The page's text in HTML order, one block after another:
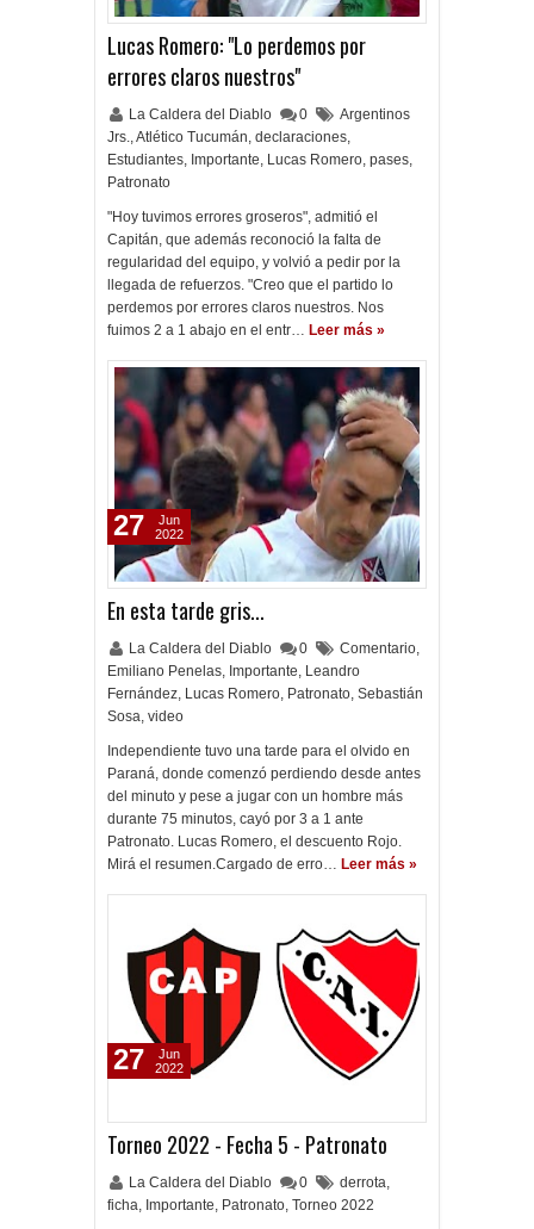
Lucas Romero: "Lo perdemos por
errores claros nuestros"
La Caldera del Diablo 0
Argentinos
Jrs.,Atlético Tucumán, declaraciones,
Estudiantes, Importante, Lucas Romero, pases,
Patronato
"Hoy tuvimos errores groseros", admitió el
Capitán, que además reconoció la falta de
regularidad del equipo, y volvió a pedir por la
llegada de refuerzos. "Creo que el partido lo
perdemos por errores claros nuestros. Nos
fuimos 2 a 1 abajo en el entr… Leer más »
En esta tarde gris...
La Caldera del Diablo 0 Comentario,
Emiliano Penelas, Importante, Leandro
Fernández, Lucas Romero, Patronato, Sebastián
Sosa, video
Independiente tuvo una tarde para el olvido en
Paraná, donde comenzó perdiendo desde antes
del minuto y pese a jugar con un hombre más
durante 75 minutos, cayó por 3 a 1 ante
Patronato. Lucas Romero, el descuento Rojo.
Mirá el resumen.Cargado de erro… Leer más »
27
Jun
2022
Torneo 2022 - Fecha 5 - Patronato
La Caldera del Diablo 0 derrota,
ficha, Importante, Patronato, Torneo 2022
27
Jun
2022